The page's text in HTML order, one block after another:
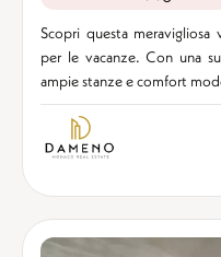
Scopri questa
per le vacanze. Con una
ampie stanze e comfort